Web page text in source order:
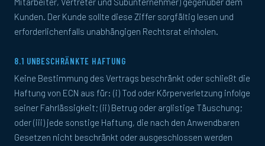
Kunden. Der Kunde sollte diese Ziffer sorgfältig lesen und
erforderlichenfalls unabhängigen Rechtsrat einholen.
8.1 UNBESCHRÄNKTE HAFTUNG
Keine Bestimmung des Vertrags beschränkt oder schließt die
Haftung von ECN aus für: (i) Tod oder Körperverletzung infolge
seiner Fahrlässigkeit; (ii) Betrug oder arglistige Täuschung;
oder (iii) jede sonstige Haftung, die nach den Anwendbaren
Gesetzen nicht beschränkt oder ausgeschlossen werden